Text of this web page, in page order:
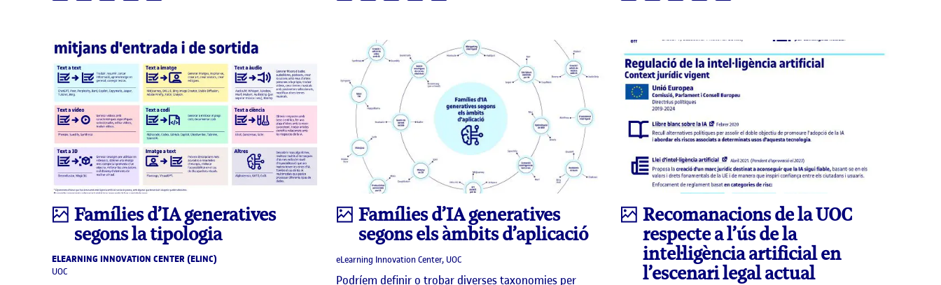
Infografia
Famílies d’IA generatives
segons la tipologia
ELEARNING INNOVATION CENTER (ELINC)
UOC
Infografia
Famílies d’IA generatives
segons els àmbits d’aplicació
eLearning Innovation Center, UOC
Podríem definir o trobar diverses taxonomies per
Infografia
Recomanacions de la UOC
respecte a l’ús de la
intel·ligència artificial en
l’escenari legal actual